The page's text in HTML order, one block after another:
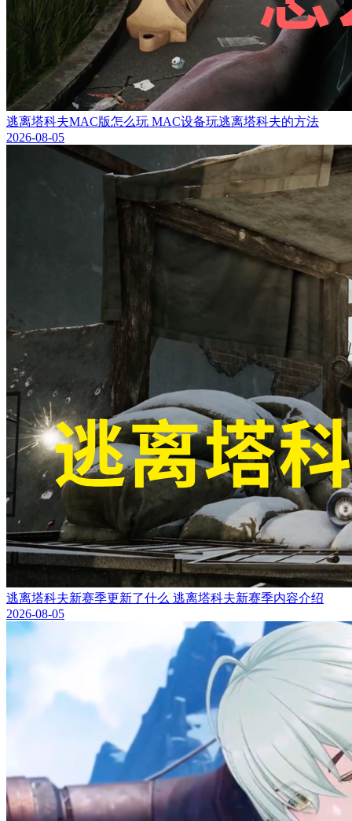
逃离塔科夫MAC版怎么玩 MAC设备玩逃离塔科夫的方法
2026-08-05
逃离塔科夫新赛季更新了什么 逃离塔科夫新赛季内容介绍
2026-08-05